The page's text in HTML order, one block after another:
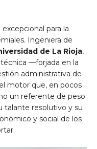
para la
Ingeniera de
de La Rioja,
—forjada en la
administrativa de
motor que, en pocos
un referente de peso
talante resolutivo y su
y social de los